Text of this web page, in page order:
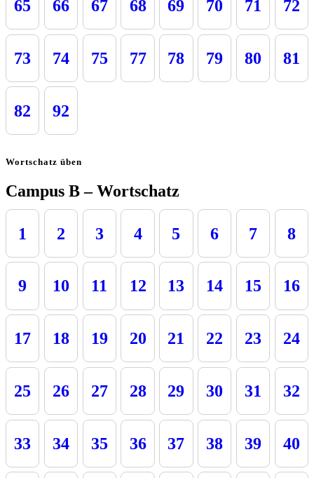
65 66 67 68 69 70 71 72
73 74 75 77 78 79 80 81
82 92
Wortschatz üben
Campus B – Wortschatz
1 2 3 4 5 6 7 8
9 10 11 12 13 14 15 16
17 18 19 20 21 22 23 24
25 26 27 28 29 30 31 32
33 34 35 36 37 38 39 40